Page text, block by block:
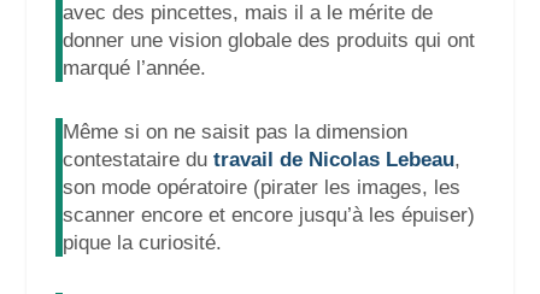
avec des pincettes, mais il a le mérite de
donner une vision globale des produits qui ont
marqué l’année.
Même si on ne saisit pas la dimension
contestataire du travail de Nicolas Lebeau,
son mode opératoire (pirater les images, les
scanner encore et encore jusqu’à les épuiser)
pique la curiosité.